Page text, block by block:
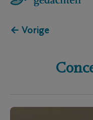
← Vorige